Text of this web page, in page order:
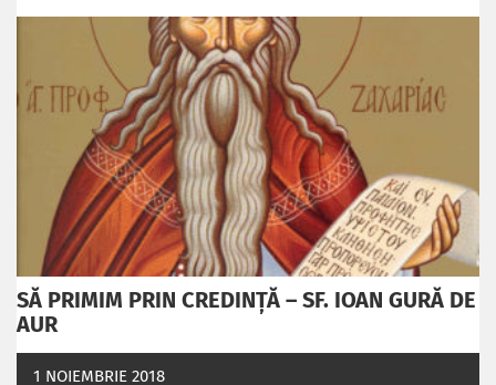
SĂ PRIMIM PRIN CREDINȚĂ – SF. IOAN GURĂ DE
AUR
1 NOIEMBRIE 2018